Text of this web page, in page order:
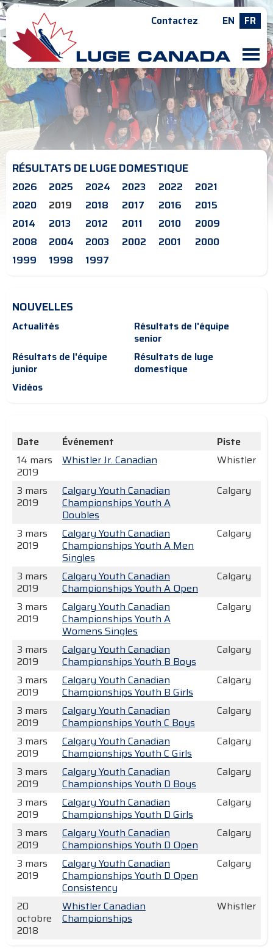
Contactez EN FR
M
RÉSULTATS DE LUGE DOMESTIQUE
2026 2025 2024 2023 2022
2021
2020
2019 2018 2017 2016
2015
2014
2013 2012 2011 2010
2009
2008
2004 2003 2002 2001
2000
1999
1998 1997
NOUVELLES
Actualités
Résultats de l'équipe
senior
Résultats de l'équipe
junior
Résultats de luge
domestique
Vidéos
Date Événement
Piste
14 mars
2019
Whistler Jr. Canadian
Whistler
3 mars
2019
Calgary Youth Canadian
Championships Youth A
Doubles
Calgary
3 mars
2019
Calgary Youth Canadian
Championships Youth A Men
Singles
Calgary
3 mars
2019
Calgary Youth Canadian
Championships Youth A Open
Calgary
3 mars
2019
Calgary Youth Canadian
Championships Youth A
Womens Singles
Calgary
3 mars
2019
Calgary Youth Canadian
Championships Youth B Boys
Calgary
3 mars
2019
Calgary Youth Canadian
Championships Youth B Girls
Calgary
3 mars
2019
Calgary Youth Canadian
Championships Youth C Boys
Calgary
3 mars
2019
Calgary Youth Canadian
Championships Youth C Girls
Calgary
3 mars
2019
Calgary Youth Canadian
Championships Youth D Boys
Calgary
3 mars
2019
Calgary Youth Canadian
Championships Youth D Girls
Calgary
3 mars
2019
Calgary Youth Canadian
Championships Youth D Open
Calgary
3 mars
2019
Calgary Youth Canadian
Championships Youth D Open
Consistency
Calgary
20
octobre
2018
Whistler Canadian
Championships
Whistler